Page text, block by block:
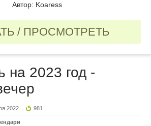
Автор: Koaress
/ ПРОСМОТРЕТЬ
на 2023 год -
2022 981